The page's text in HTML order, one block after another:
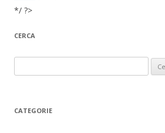
*/ ?>
CERCA
CATEGORIE